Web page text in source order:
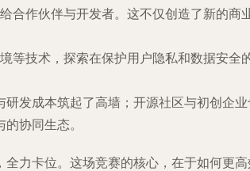
合作伙伴与开发者。这不仅创造了新的商
等技术，探索在保护用户隐私和数据安全
发成本筑起了高墙；开源社区与初创企
协同生态。
力卡位。这场竞赛的核心，在于如何更